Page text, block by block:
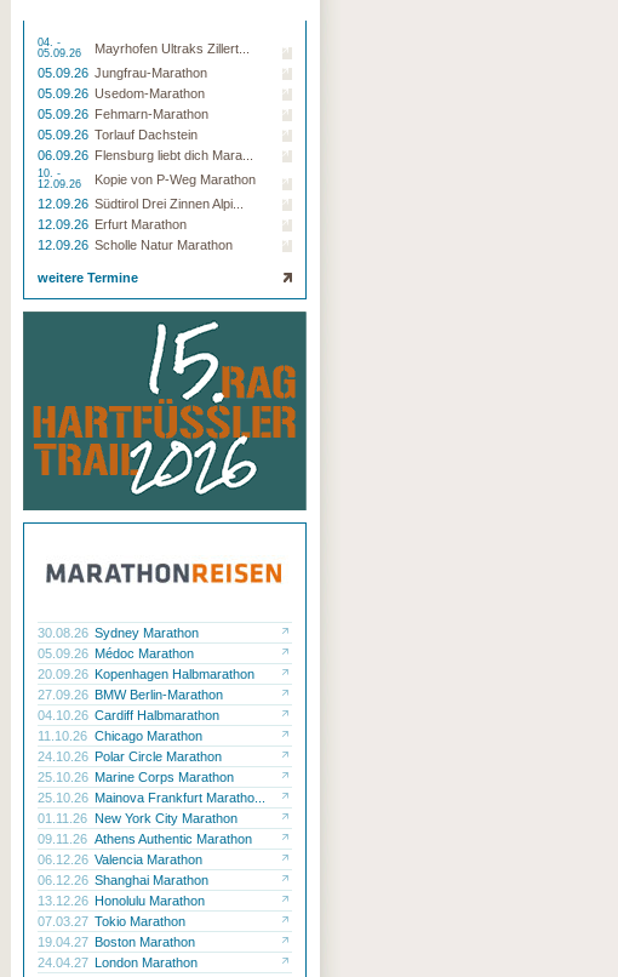
04. -
05.09.26
Mayrhofen Ultraks Zillert...
05.09.26 Jungfrau-Marathon
05.09.26 Usedom-Marathon
05.09.26 Fehmarn-Marathon
05.09.26 Torlauf Dachstein
06.09.26 Flensburg liebt dich Mara...
10. -
12.09.26
Kopie von P-Weg Marathon
12.09.26 Südtirol Drei Zinnen Alpi...
12.09.26 Erfurt Marathon
12.09.26 Scholle Natur Marathon
weitere Termine
30.08.26 Sydney Marathon
05.09.26 Médoc Marathon
20.09.26 Kopenhagen Halbmarathon
27.09.26 BMW Berlin-Marathon
04.10.26 Cardiff Halbmarathon
11.10.26 Chicago Marathon
24.10.26 Polar Circle Marathon
25.10.26 Marine Corps Marathon
25.10.26 Mainova Frankfurt Maratho...
01.11.26 New York City Marathon
09.11.26 Athens Authentic Marathon
06.12.26 Valencia Marathon
06.12.26 Shanghai Marathon
13.12.26 Honolulu Marathon
07.03.27 Tokio Marathon
19.04.27 Boston Marathon
24.04.27 London Marathon